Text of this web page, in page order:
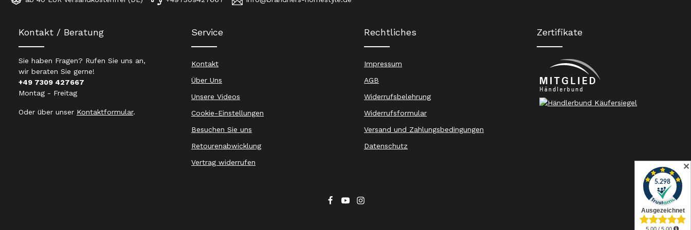
Kontakt / Beratung
Sie haben Fragen? Rufen Sie uns an,
wir beraten Sie gerne!
+49 7309 427667
Montag - Freitag
Oder über unser Kontaktformular.
Service
Kontakt
Über Uns
Unsere Videos
Cookie-Einstellungen
Besuchen Sie uns
Retourenabwicklung
Vertrag widerrufen
Rechtliches
Impressum
AGB
Widerrufsbelehrung
Widerrufsformular
Versand und Zahlungsbedingungen
Datenschutz
Zertifikate
✕